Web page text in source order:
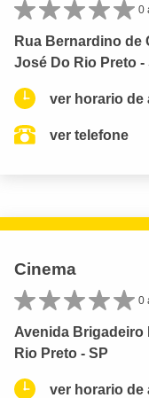
0
Rua Bernardino de
José Do Rio Preto -
ver horario de
ver telefone
Cinema
0
Avenida Brigadeiro
Rio Preto - SP
ver horario de